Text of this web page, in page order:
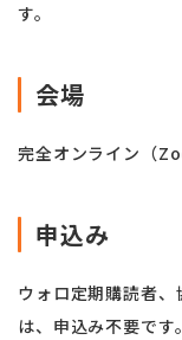
す。
会場
完全オンライン（
申込み
ウォロ定期購読者
は、申込み不要です。